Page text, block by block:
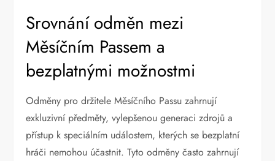
Srovnání odměn mezi
Měsíčním Passem a
bezplatnými možnostmi
Odměny pro držitele Měsíčního Passu zahrnují
exkluzivní předměty, vylepšenou generaci zdrojů a
přístup k speciálním událostem, kterých se bezplatní
hráči nemohou účastnit. Tyto odměny často zahrnují